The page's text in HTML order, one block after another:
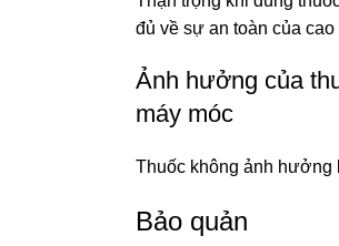
đủ về sự an toàn của
Ảnh hưởng của
máy móc
Thuốc không ảnh hưởng
Bảo quản